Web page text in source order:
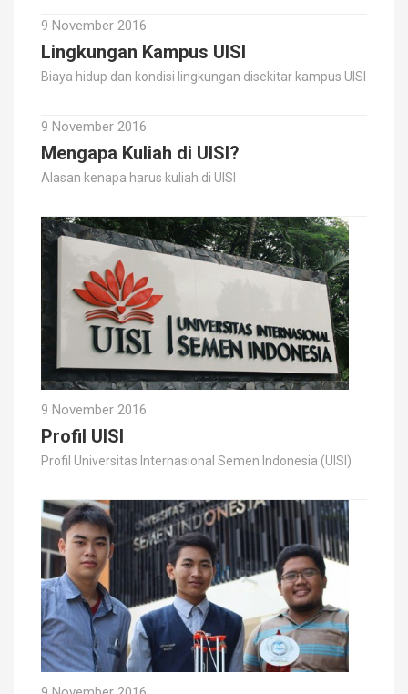
9 November 2016
Lingkungan Kampus UISI
Biaya hidup dan kondisi lingkungan disekitar kampus UISI
9 November 2016
Mengapa Kuliah di UISI?
Alasan kenapa harus kuliah di UISI
9 November 2016
Profil UISI
Profil Universitas Internasional Semen Indonesia (UISI)